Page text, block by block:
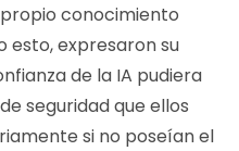
conocimiento
esto, expresaron su
de la IA pudiera
seguridad que ellos
si no poseían el